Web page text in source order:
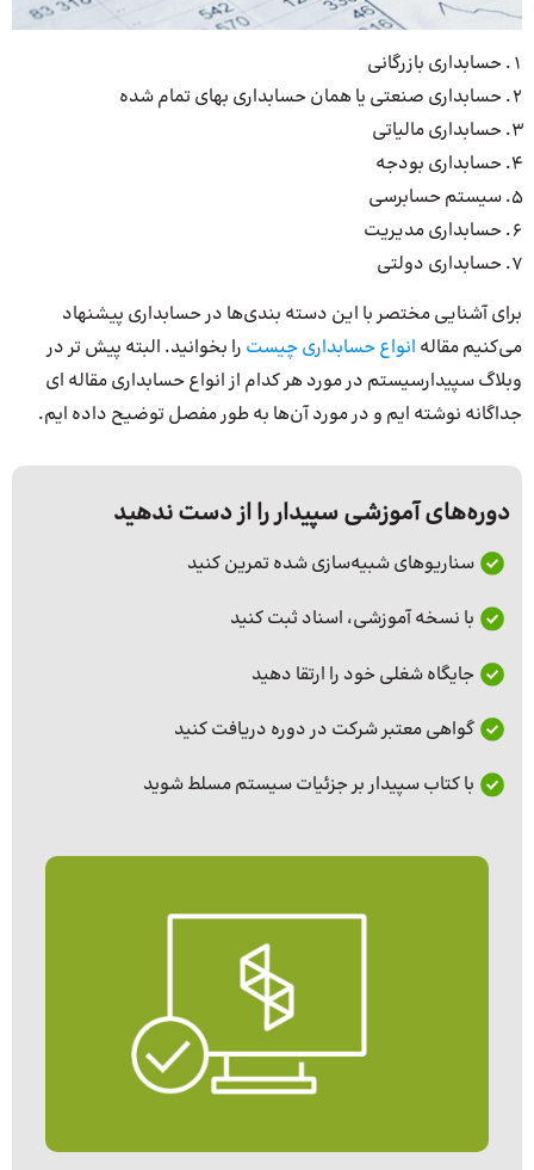
حسابداری بازرگانی
حسابداری صنعتی یا همان حسابداری بهای تمام شده
حسابداری مالیاتی
حسابداری بودجه
سیستم حسابرسی
حسابداری مدیریت
حسابداری دولتی
برای آشنایی مختصر با این دسته بندی‌ها در حسابداری پیشنهاد
می‌کنیم مقاله انواع حسابداری چیست را بخوانید. البته پیش تر در
وبلاگ سپیدارسیستم در مورد هر کدام از انواع حسابداری مقاله ای
جداگانه نوشته ایم و در مورد آن‌ها به طور مفصل توضیح داده ایم.
دوره‌های آموزشی سپیدار را از دست ندهید
سناریوهای شبیه‌سازی‌ شده تمرین کنید
با نسخه آموزشی، اسناد ثبت کنید
جایگاه شغلی خود را ارتقا دهید
گواهی معتبر شرکت در دوره دریافت کنید
با کتاب سپیدار بر جزئیات سیستم مسلط شوید